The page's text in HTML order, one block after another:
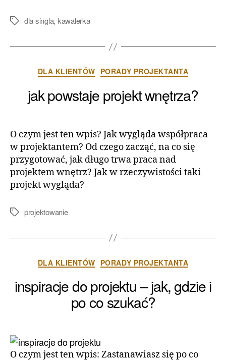
Tagi dla singla, kawalerka
Kategorie
DLA KLIENTÓW PORADY PROJEKTANTA
jak powstaje projekt wnętrza?
O czym jest ten wpis? Jak wygląda współpraca
w projektantem? Od czego zacząć, na co się
przygotować, jak długo trwa praca nad
projektem wnętrz? Jak w rzeczywistości taki
projekt wygląda?
Tagi projektowanie
Kategorie
DLA KLIENTÓW PORADY PROJEKTANTA
inspiracje do projektu – jak, gdzie i
po co szukać?
O czym jest ten wpis: Zastanawiasz się po co